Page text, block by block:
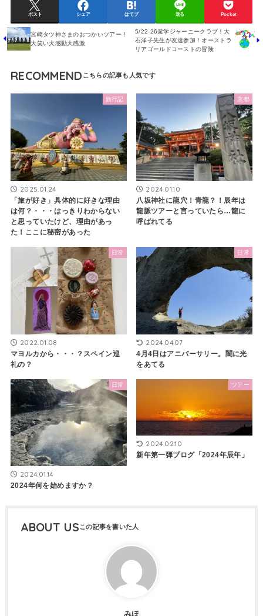
ポスト シェア はてブ 送る Pocket
宮崎タツ神さまのおつかいツアー！
大笑い大感動大感激
5/22-26遊学ジャーニークラブ！大
石洋子先生が友達参加！オーストラ
リアゴールドコーストの冒険
RECOMMEND
旅行記
2025.01.24
「旅が好き」具体的に好きな理由
は何？・・・はっきりわからない
と思っていたけど、理由があっ
た！ここに秘密があった
京都
2024.01.10
八坂神社に龍穴！青龍？！辰年は
龍脈ツアーと言っていたら…龍に
呼ばれてる
日常
2022.01.08
マヨルカから・・・？スペイン巡
礼の？
日常
2024.04.07
4月4日はアニバーサリー。闇に光
をあてる
日常
2024.01.14
2024年何を始めますか？
ツアー
2024.02.10
新年第一弾ブログ「2024年辰年」
ABOUT US
みほ